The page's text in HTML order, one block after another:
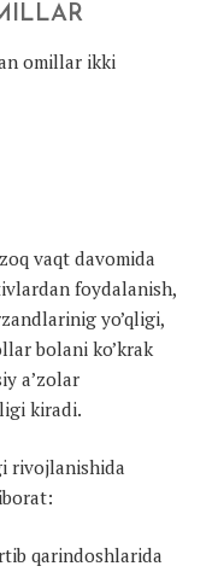
omillar ikki
vaqt davomida
foydalanish,
yo’qligi,
bolani ko’krak
a’zolar
kiradi.
rivojlanishida
qarindoshlarida